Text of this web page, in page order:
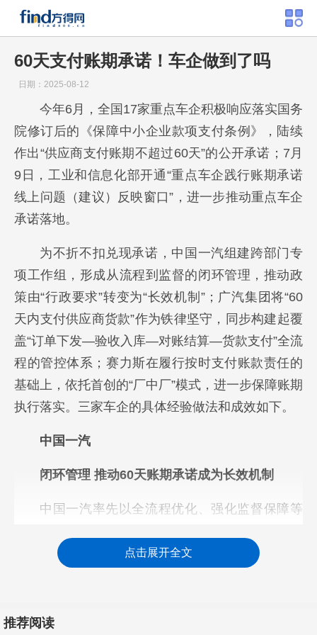
60天支付账期承诺！车企做到了吗
日期：2025-08-12
今年6月，全国17家重点车企积极响应落实国务
院修订后的《保障中小企业款项支付条例》，陆续
作出“供应商支付账期不超过60天”的公开承诺；7月
9日，工业和信息化部开通“重点车企践行账期承诺
线上问题（建议）反映窗口”，进一步推动重点车企
承诺落地。
为不折不扣兑现承诺，中国一汽组建跨部门专
项工作组，形成从流程到监督的闭环管理，推动政
策由“行政要求”转变为“长效机制”；广汽集团将“60
天内支付供应商货款”作为铁律坚守，同步构建起覆
盖“订单下发—验收入库—对账结算—货款支付”全流
程的管控体系；赛力斯在履行按时支付账款责任的
基础上，依托首创的“厂中厂”模式，进一步保障账期
执行落实。三家车企的具体经验做法和成效如下。
中国一汽
闭环管理 推动60天账期承诺成为长效机制
中国一汽率先以全流程优化、强化监督保障等
作作出示范。
为落实“支付账期不超过60天”，中国一汽组建
点击展开全文
推荐阅读